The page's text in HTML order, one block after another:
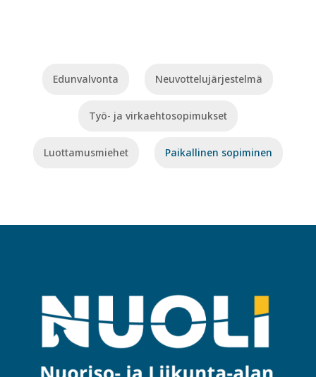
Edunvalvonta Neuvottelujärjestelmä
Työ- ja virkaehtosopimukset
Luottamusmiehet Paikallinen sopiminen